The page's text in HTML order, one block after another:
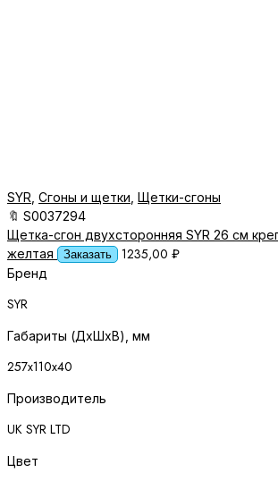
SYR Сгоны и щетки Щетки-сгоны
🔖 S0037294
Щетка-сгон двухсторонняя SYR 26 см
желтая
Заказать 1235,00 ₽
Бренд
SYR
Габариты (ДхШхВ), мм
257х110х40
Производитель
UK SYR LTD
Цвет